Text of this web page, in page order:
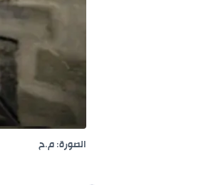
الصورة: م.ح